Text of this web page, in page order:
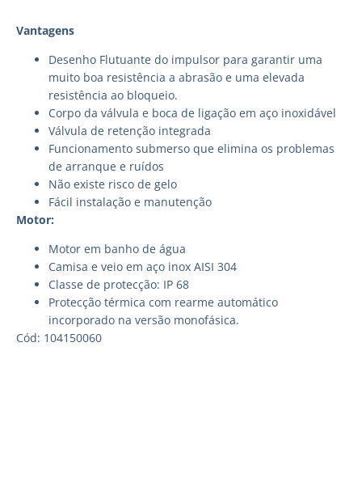
Vantagens
Desenho Flutuante do impulsor para garantir uma
muito boa resistência a abrasão e uma elevada
resistência ao bloqueio.
Corpo da válvula e boca de ligação em aço inoxidável
Válvula de retenção integrada
Funcionamento submerso que elimina os problemas
de arranque e ruídos
Não existe risco de gelo
Fácil instalação e manutenção
Motor:
Motor em banho de água
Camisa e veio em aço inox AISI 304
Classe de protecção: IP 68
Protecção térmica com rearme automático
incorporado na versão monofásica.
Cód: 104150060